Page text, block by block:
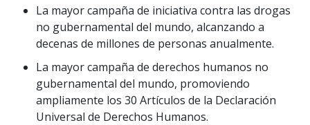
La mayor campaña de iniciativa contra las drogas
no gubernamental del mundo, alcanzando a
decenas de millones de personas anualmente.
La mayor campaña de derechos humanos no
gubernamental del mundo, promoviendo
ampliamente los 30 Artículos de la Declaración
Universal de Derechos Humanos.